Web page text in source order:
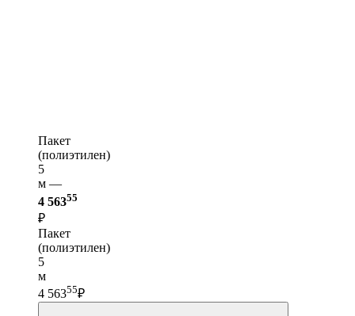
Пакет
(полиэтилен)
5
м —
4 56355
₽
Пакет
(полиэтилен)
5
м
4 56355₽